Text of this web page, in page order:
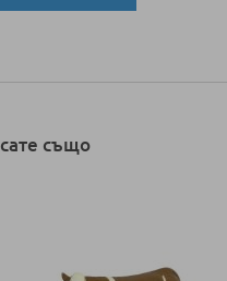
също